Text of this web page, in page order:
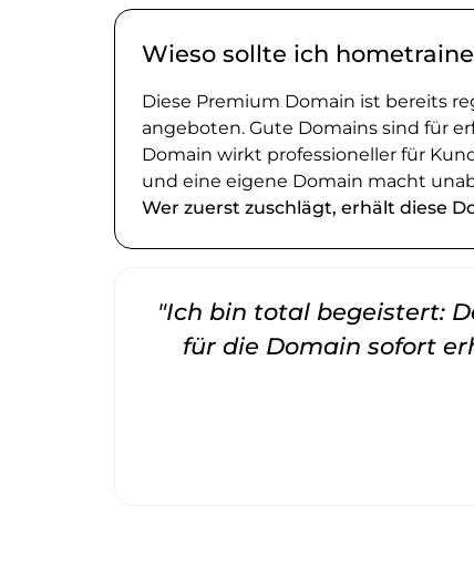
Wieso sollte ich
Diese Premium Domain ist bereits
angeboten. Gute Domains sind für
Domain wirkt professioneller für
und eine eigene Domain macht
Wer zuerst zuschlägt, erhält diese
"Ich bin total begeistert:
für die Domain sofort